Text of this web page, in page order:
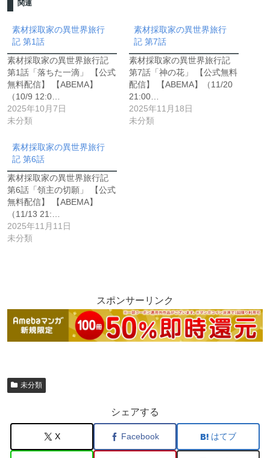
関連
素材採取家の異世界旅行
記 第1話
素材採取家の異世界旅行記
第1話「落ちた一滴」 【公式
無料配信】 【ABEMA】
（10/9 12:0…
2025年10月7日
未分類
素材採取家の異世界旅行
記 第7話
素材採取家の異世界旅行記
第7話「神の花」 【公式無料
配信】 【ABEMA】（11/20
21:00…
2025年11月18日
未分類
素材採取家の異世界旅行
記 第6話
素材採取家の異世界旅行記
第6話「領主の切願」 【公式
無料配信】 【ABEMA】
（11/13 21:…
2025年11月11日
未分類
スポンサーリンク
未分類
シェアする
X Facebook はてブ